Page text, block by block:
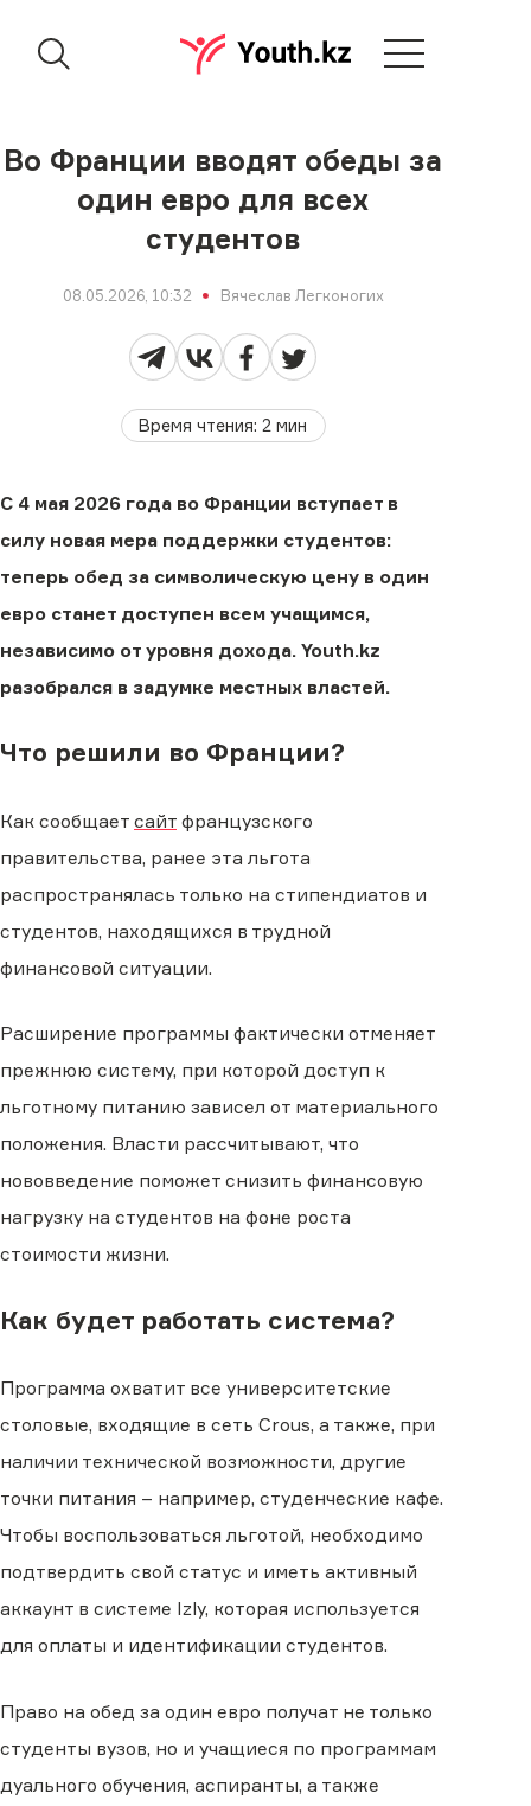
Во Франции вводят обеды за
один евро для всех
студентов
08.05.2026, 10:32 Вячеслав Легконогих
Время чтения:2 мин
С 4 мая 2026 года во Франции вступает в
силу новая мера поддержки студентов:
теперь обед за символическую цену в один
евро станет доступен всем учащимся,
независимо от уровня дохода. Youth.kz
разобрался в задумке местных властей.
Что решили во Франции?
Как сообщает сайт французского
правительства, ранее эта льгота
распространялась только на стипендиатов и
студентов, находящихся в трудной
финансовой ситуации.
Расширение программы фактически отменяет
прежнюю систему, при которой доступ к
льготному питанию зависел от материального
положения. Власти рассчитывают, что
нововведение поможет снизить финансовую
нагрузку на студентов на фоне роста
стоимости жизни.
Как будет работать система?
Программа охватит все университетские
столовые, входящие в сеть Crous, а также, при
наличии технической возможности, другие
точки питания – например, студенческие кафе.
Чтобы воспользоваться льготой, необходимо
подтвердить свой статус и иметь активный
аккаунт в системе Izly, которая используется
для оплаты и идентификации студентов.
Право на обед за один евро получат не только
студенты вузов, но и учащиеся по программам
дуального обучения, аспиранты, а также